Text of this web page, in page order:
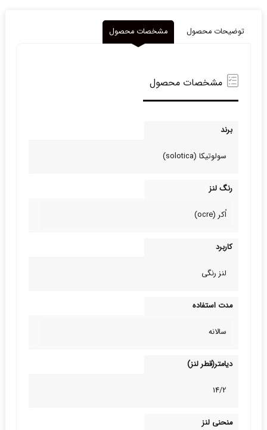
توضیحات محصول مشخصات محصول
مشخصات محصول
برند
سولوتیکا (solotica)
رنگ لنز
اُکر (ocre)
کاربرد
لنز رنگی
مدت استفاده
سالانه
دیامتر(قطر لنز)
14/2
منحنی لنز